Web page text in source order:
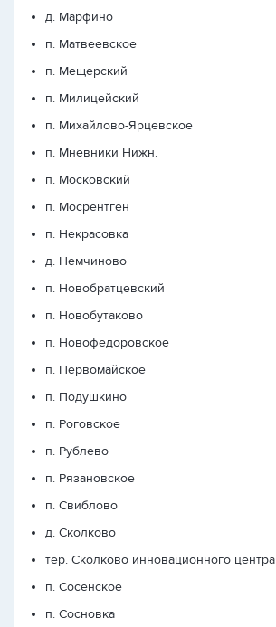
д. Марфино
п. Матвеевское
п. Мещерский
п. Милицейский
п. Михайлово-Ярцевское
п. Мневники Нижн.
п. Московский
п. Мосрентген
п. Некрасовка
д. Немчиново
п. Новобратцевский
п. Новобутаково
п. Новофедоровское
п. Первомайское
п. Подушкино
п. Роговское
п. Рублево
п. Рязановское
п. Свиблово
д. Сколково
тер. Сколково инновационного центра
п. Сосенское
п. Сосновка